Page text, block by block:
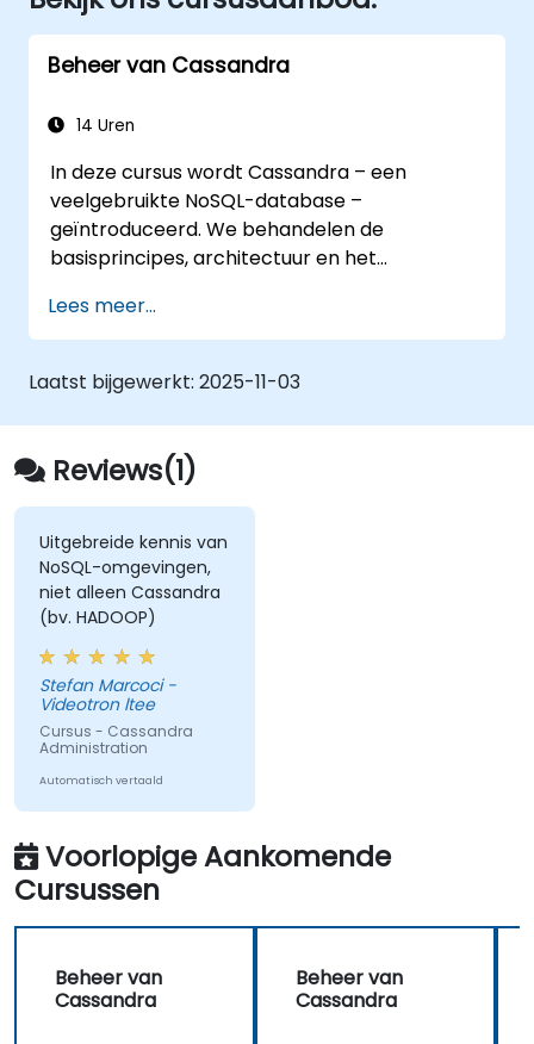
Beheer van Cassandra
14 Uren
In deze cursus wordt Cassandra – een
veelgebruikte NoSQL-database –
geïntroduceerd. We behandelen de
basisprincipes, architectuur en het
hoe ze data modelleren met CQL (Cassandra
Query Language) door middel van
interactieve praktijkoefeningen. Daarnaast
komen ook interne werking van Cassandra en
diverse beheeraspecten aan bod.
Lees meer...
Laatst bijgewerkt: 2025-11-03
Reviews(1)
Uitgebreide kennis van
NoSQL-omgevingen,
niet alleen Cassandra
(bv. HADOOP)
Stefan Marcoci -
Videotron ltee
Cursus - Cassandra
Administration
Automatisch vertaald
Voorlopige Aankomende
Cursussen
Beheer van
Cassandra
Beheer van
Cassandra